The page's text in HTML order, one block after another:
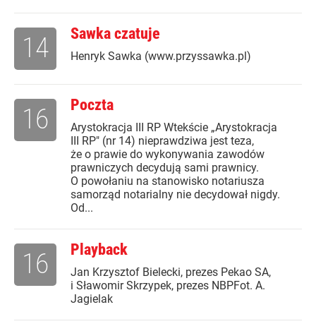
Sawka czatuje
Henryk Sawka (www.przyssawka.pl)
14
Poczta
Arystokracja III RP Wtekście „Arystokracja
III RP" (nr 14) nieprawdziwa jest teza,
że o prawie do wykonywania zawodów
prawniczych decydują sami prawnicy.
O powołaniu na stanowisko notariusza
samorząd notarialny nie decydował nigdy.
Od...
16
Playback
Jan Krzysztof Bielecki, prezes Pekao SA,
i Sławomir Skrzypek, prezes NBPFot. A.
Jagielak
16